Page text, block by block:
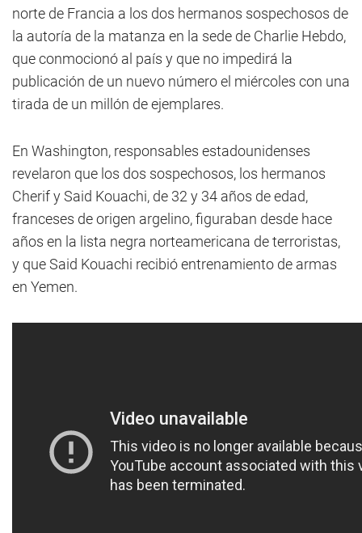
norte de Francia a los dos hermanos sospechosos de
la autoría de la matanza en la sede de Charlie Hebdo,
que conmocionó al país y que no impedirá la
publicación de un nuevo número el miércoles con una
tirada de un millón de ejemplares.
En Washington, responsables estadounidenses
revelaron que los dos sospechosos, los hermanos
Cherif y Said Kouachi, de 32 y 34 años de edad,
franceses de origen argelino, figuraban desde hace
años en la lista negra norteamericana de terroristas,
y que Said Kouachi recibió entrenamiento de armas
en Yemen.